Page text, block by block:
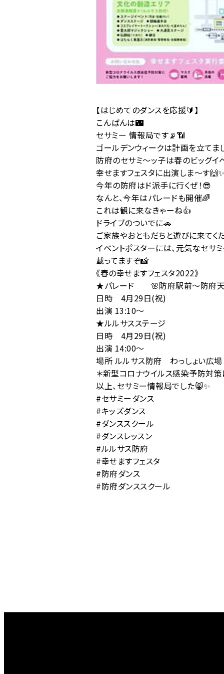
【はじめてのダンスを応援🔰】
こんばんは🌃
セサミー 情報局です📡📶
ゴールデンウィークは計画を立てま
防府のセサミ〜ッ子は春のビッグイ
幸せますフェスタに出演しま〜す
今年の防府はド派手に行くぜ！😎
なんと、今年はパレードも開催🌈
これは観に来なきゃーね👍
ドライブのついでに🚗
ご家族やおともだちと遊びに来てく
イベントポスターには、元気なセサ
載ってますぞ📸
《春の幸せますフェスタ2022》
★パレード 🌸防府駅前〜防府
日時 4月29日(祝)
出演 13:10〜
★ルルサスステージ
日時 4月29日(祝)
出演 14:00〜
場所 ルルサス防府 わっしょい広場
＊新型コロナウイルス感染予防対
以上、セサミー情報局でした😸✨
#セサミーダンス
#キッズダンス
#ダンススクール
#ダンスレッスン
#ルルサス防府
#幸せますフェスタ
#防府ダンス
#防府ダンススクール